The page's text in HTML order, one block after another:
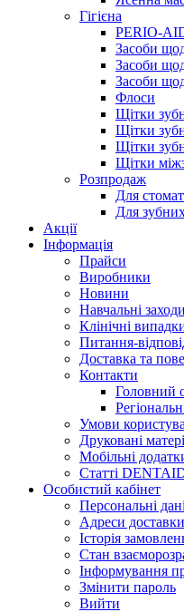
Гігієна
PERIO-
Засоби
Засоби
Засоби
Флоси
Щітки
Щітки
Щітки
Щітки
Розпродаж
Для
Для
Акції
Інформація
Прайси
Виробники
Новини
Навчальні заходи
Клінічні
Питання-
Доставка та
Контакти
Головний
Умови
Друковані
Мобільні
Статті
Особистий кабінет
Персональні дані
Адреси доставки
Історія
Стан
Інформування
Змінити пароль
Вийти